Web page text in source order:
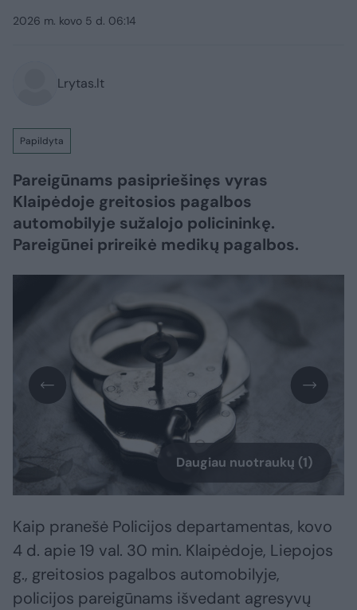
2026 m. kovo 5 d. 06:14
Lrytas.lt
Papildyta
Pareigūnams pasipriešinęs vyras
Klaipėdoje greitosios pagalbos
automobilyje sužalojo policininkę.
Pareigūnei prireikė medikų pagalbos.
Daugiau nuotraukų (1)
Kaip pranešė Policijos departamentas, kovo
4 d. apie 19 val. 30 min. Klaipėdoje, Liepojos
g., greitosios pagalbos automobilyje,
policijos pareigūnams išvedant agresyvų